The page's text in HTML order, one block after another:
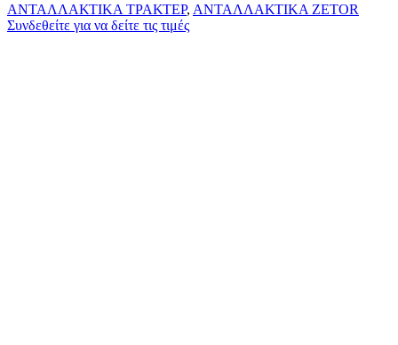
ΑΝΤΑΛΛΑΚΤΙΚΑ ΤΡΑΚΤΕΡ, ΑΝΤΑΛΛΑΚΤΙΚΑ ZETOR
Συνδεθείτε για να δείτε τις τιμές